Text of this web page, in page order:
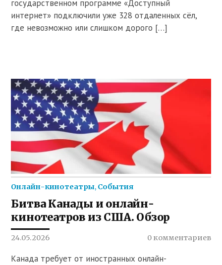
государственном программе «Доступный
интернет» подключили уже 328 отдаленных сёл,
где невозможно или слишком дорого […]
Онлайн-кинотеатры, События
Битва Канады и онлайн-
кинотеатров из США. Обзор
24.05.2026 0 комментариев
Канада требует от иностранных онлайн-